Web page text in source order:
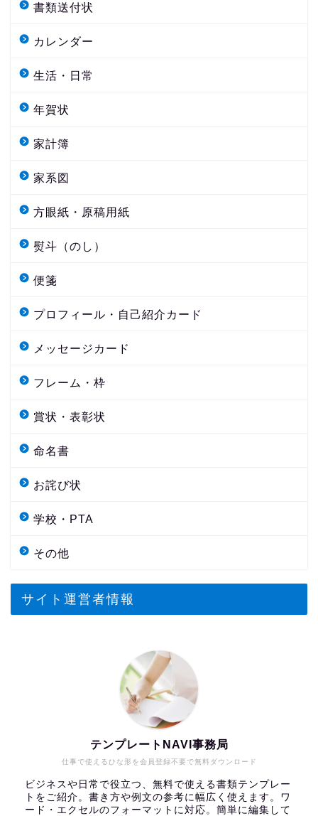
書類送付状
カレンダー
生活・日常
年賀状
家計簿
家系図
方眼紙・原稿用紙
熨斗（のし）
便箋
プロフィール・自己紹介カード
メッセージカード
フレーム・枠
賞状・表彰状
命名書
お詫び状
学校・PTA
その他
サイト運営者情報
仕事で使えるひな形を会員登録不要で無料ダウンロード
テンプレートNAVI事務局
ビジネスや日常で役立つ、無料で使える書類テンプレー
トをご紹介。書き方や例文の参考に幅広く使えます。ワ
ード・エクセルのフォーマットに対応。簡単に編集して